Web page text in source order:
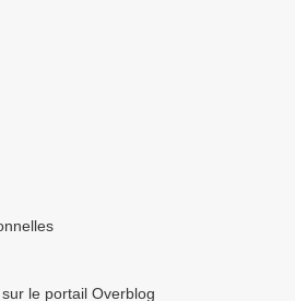
le portail Overblog